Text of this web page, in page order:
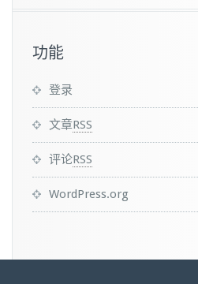
功能
登录
文章RSS
评论RSS
WordPress.org